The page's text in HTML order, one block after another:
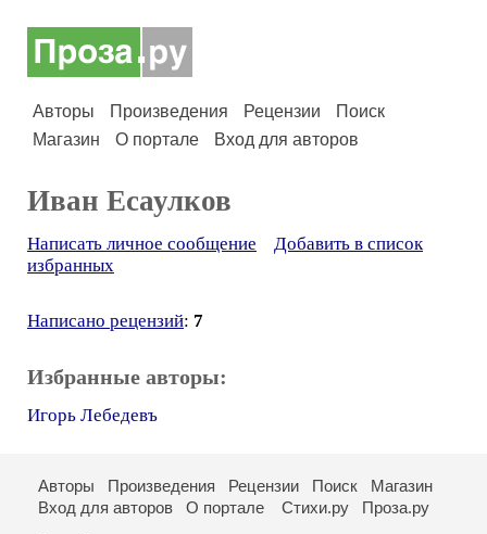
Авторы Произведения Рецензии
Поиск
Магазин
О портале Вход для авторов
Иван Есаулков
Написать личное сообщение
Добавить в список
избранных
Написано рецензий: 7
Избранные авторы:
Игорь Лебедевъ
Авторы Произведения Рецензии Поиск
Магазин
Вход для авторов
О портале Стихи.ру Проза.ру